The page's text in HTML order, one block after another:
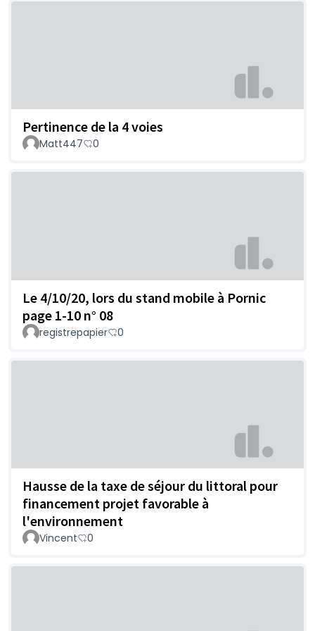
Pertinence de la 4 voies
Matt447 0
Le 4/10/20, lors du stand mobile à Pornic
page 1-10 n° 08
registrepapier 0
Hausse de la taxe de séjour du littoral pour
financement projet favorable à
l'environnement
Vincent 0